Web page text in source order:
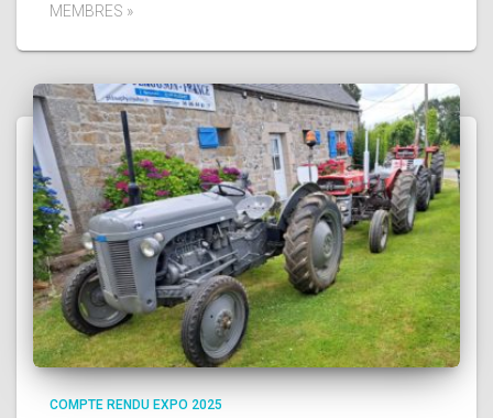
MEMBRES »
COMPTE RENDU EXPO 2025